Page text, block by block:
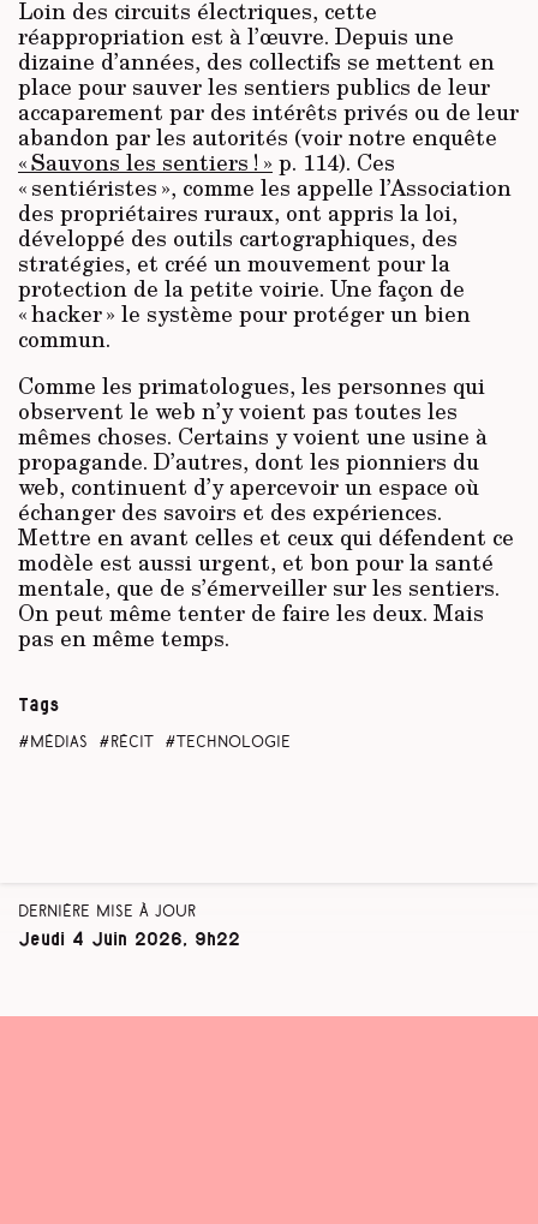
Loin des circuits électriques, cette
réappropriation est à l’œuvre. Depuis une
dizaine d’années, des collectifs se mettent en
place pour sauver les sentiers publics de leur
accaparement par des intérêts privés ou de leur
abandon par les autorités (voir notre enquête
« Sauvons les sentiers ! » p. 114). Ces
« sentiéristes », comme les appelle l’Association
des propriétaires ruraux, ont appris la loi,
développé des outils cartographiques, des
stratégies, et créé un mouvement pour la
protection de la petite voirie. Une façon de
« hacker » le système pour protéger un bien
commun.
Comme les primatologues, les personnes qui
observent le web n’y voient pas toutes les
mêmes choses. Certains y voient une usine à
propagande. D’autres, dont les pionniers du
web, continuent d’y apercevoir un espace où
échanger des savoirs et des expériences.
Mettre en avant celles et ceux qui défendent ce
modèle est aussi urgent, et bon pour la santé
mentale, que de s’émerveiller sur les sentiers.
On peut même tenter de faire les deux. Mais
pas en même temps.
Tags
médias récit technologie
Dernière mise à jour
Jeudi 4 Juin 2026, 9h22